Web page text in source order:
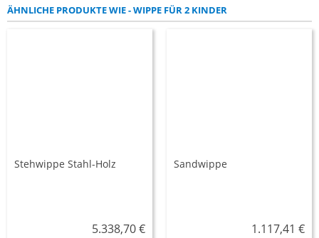
ÄHNLICHE PRODUKTE WIE - WIPPE FÜR 2 KINDER
Stehwippe Stahl-Holz
5.338,70 €
Sandwippe
1.117,41 €